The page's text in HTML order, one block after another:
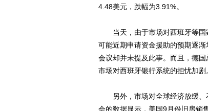
4.48美元，跌幅为3.91%。
当天，由于市场对西班牙等国
可能近期申请资金援助的预期逐
会议却并未提及此事。而且，德
市场对西班牙银行系统的担忧加
另外，市场对全球经济放缓、
会的数据显示，美国9月份旧房销